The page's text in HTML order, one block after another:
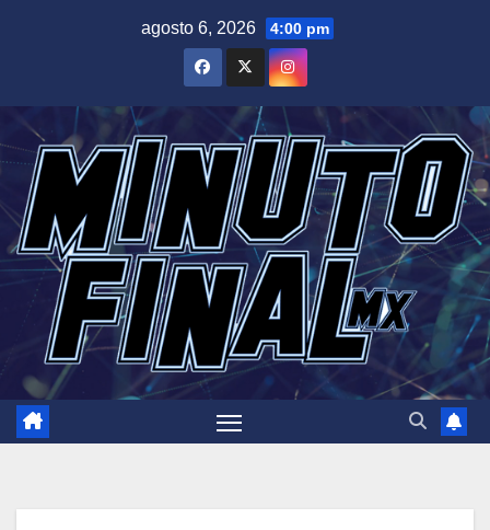
agosto 6, 2026 4:00 pm